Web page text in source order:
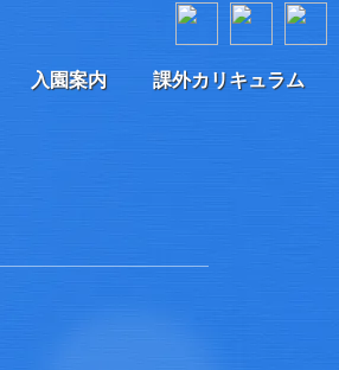
入園案内 課外カリキュラム